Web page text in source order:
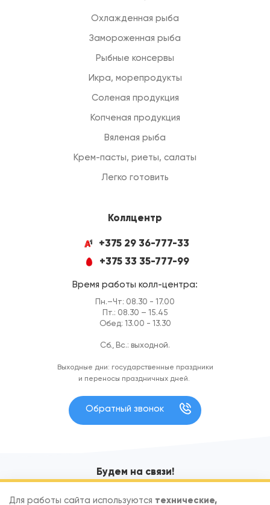
Для работы сайта используются технические,
Охлажденная рыба
Замороженная рыба
Рыбные консервы
Икра, морепродукты
Соленая продукция
Копченая продукция
Вяленая рыба
Крем-пасты, риеты, салаты
Легко готовить
Коллцентр
+375 29 36-777-33
+375 33 35-777-99
Время работы колл-центра:
Пн.–Чт: 08.30 - 17.00
Пт.: 08.30 – 15.45
Обед: 13.00 - 13.30
Сб., Вс.: выходной.
Выходные дни: государственные праздники
и переносы праздничных дней.
Обратный звонок
Будем на связи!